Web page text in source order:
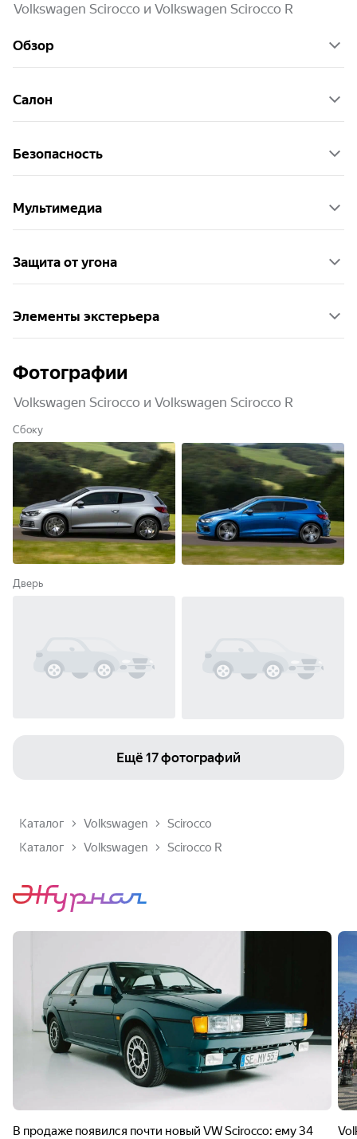
Volkswagen Scirocco и Volkswagen Scirocco R
Обзор
Салон
Безопасность
Мультимедиа
Защита от угона
Элементы экстерьера
Фотографии
Volkswagen Scirocco и Volkswagen Scirocco R
Сбоку
Дверь
Ещё 17 фотографий
Каталог Volkswagen
Scirocco
Каталог
Volkswagen Scirocco R
В продаже появился почти новый VW Scirocco: ему 34